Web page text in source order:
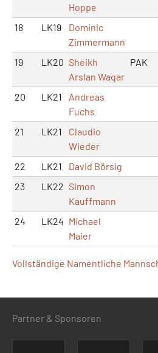
Hoppe
18 LK19
Dominic
Zimmermann
19 LK20 Sheikh
Arslan Waqar
PAK
20 LK21
Andreas
Fuchs
21 LK21
Claudio
Wieder
22 LK21 David Börsig
23
LK22 Simon
Kauffmann
24 LK24 Michael
Maier
Vollständige Namentliche
Partner & Sponsoren